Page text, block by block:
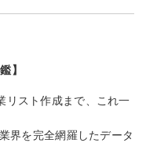
】
リスト作成まで、これ一
界を完全網羅したデータ